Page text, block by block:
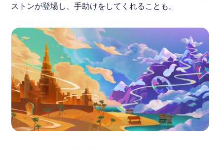
ストンが登場し、手助けをしてくれることも。